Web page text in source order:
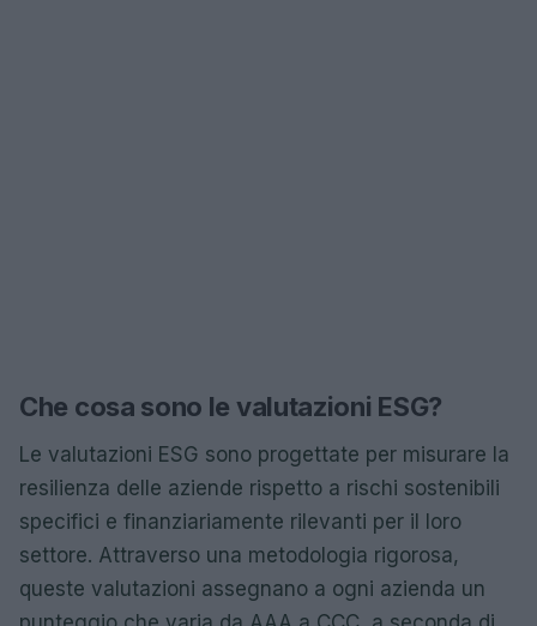
Che cosa sono le valutazioni ESG?
Le valutazioni ESG sono progettate per misurare la
resilienza delle aziende rispetto a rischi sostenibili
specifici e finanziariamente rilevanti per il loro
settore. Attraverso una metodologia rigorosa,
queste valutazioni assegnano a ogni azienda un